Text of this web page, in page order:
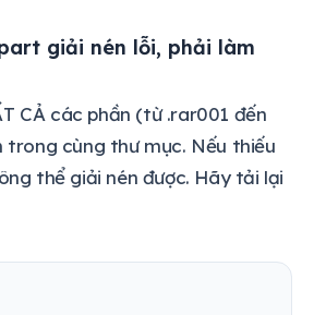
giải nén lỗi, phải làm
CẢ các phần (từ .rar001 đến
trong cùng thư mục. Nếu thiếu
thể giải nén được. Hãy tải lại